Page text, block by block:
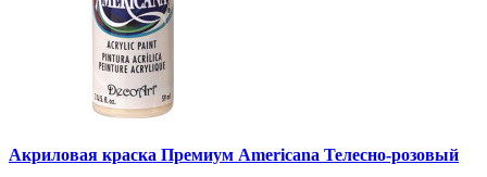
Акриловая краска Премиум Americana Телесно-розовый